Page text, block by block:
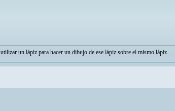
un lápiz para hacer un dibujo de ese lápiz sobre el mismo lápiz.